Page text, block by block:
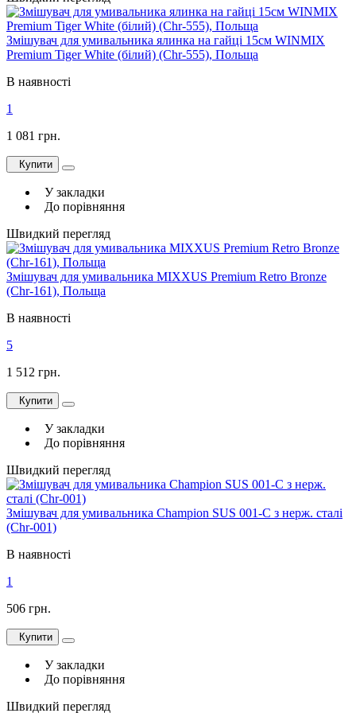
Змішувач для умивальника ялинка на гайці 15см WINMIX
Premium Tiger White (білий) (Chr-555), Польща
В наявності
1
1 081 грн.
Купити
У закладки
До порівняння
Швидкий перегляд
Змішувач для умивальника MIXXUS Premium Retro Bronze
(Chr-161), Польща
В наявності
5
1 512 грн.
Купити
У закладки
До порівняння
Швидкий перегляд
Змішувач для умивальника Champion SUS 001-C з нерж. сталі
(Chr-001)
В наявності
1
506 грн.
Купити
У закладки
До порівняння
Швидкий перегляд